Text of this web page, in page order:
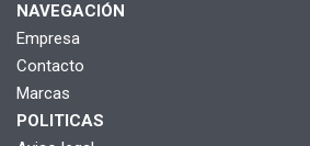
NAVEGACIÓN
Empresa
Contacto
Marcas
POLITICAS